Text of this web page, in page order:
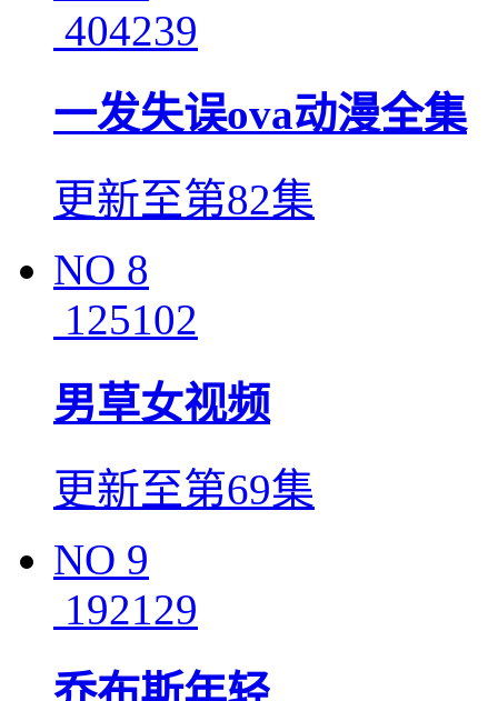
404239
一发失误ova动漫全集
更新至第82集
NO 8
125102
男草女视频
更新至第69集
NO 9
192129